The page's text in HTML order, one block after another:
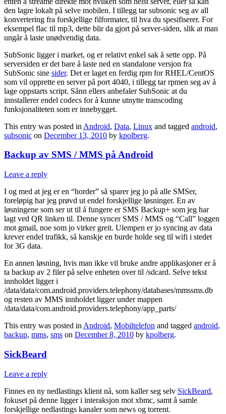
den lagre lokalt på selve mobilen. I tillegg tar subsonic seg av all
konvertering fra forskjellige filformater, til hva du spesifiserer. For
eksempel flac til mp3, dette blir da gjort på server-siden, slik at man
ungår å laste unødvendig data.
SubSonic ligger i market, og er relativt enkel sak å sette opp. På
serversiden er det bare å laste ned en standalone versjon fra
SubSonic sine sider. Det er laget en ferdig rpm for RHEL/CentOS
som vil opprette en server på port 4040, i tillegg tar rpmen seg av å
lage oppstarts script. Sånn ellers anbefaler SubSonic at du
innstallerer endel codecs for å kunne utnytte transcoding
funksjonaliteten som er innebygget.
This entry was posted in Android, Data, Linux and tagged android,
subsonic on December 13, 2010 by kpolberg.
Backup av SMS / MMS på Android
Leave a reply
I og med at jeg er en “horder” så sparer jeg jo på alle SMSer,
foreløpig har jeg prøvd ut endel forskjellige løsninger. En av
løsningene som ser ut til å fungere er SMS Backup+ som jeg har
lagt ved QR linken til. Denne syncer SMS / MMS og “Call” loggen
mot gmail, noe som jo virker greit. Ulempen er jo syncing av data
krever endel trafikk, så kanskje en burde holde seg til wifi i stedet
for 3G data.
En annen løsning, hvis man ikke vil bruke andre applikasjoner er å
ta backup av 2 filer på selve enheten over til /sdcard. Selve tekst
innholdet ligger i
/data/data/com.android.providers.telephony/databases/mmssms.db
og resten av MMS innholdet ligger under mappen
/data/data/com.android.providers.telephony/app_parts/
This entry was posted in Android, Mobiltelefon and tagged android,
backup, mms, sms on December 8, 2010 by kpolberg.
SickBeard
Leave a reply
Finnes en ny nedlastings klient nå, som kaller seg selv SickBeard,
fokuset på denne ligger i interaksjon mot xbmc, samt å samle
forskjellige nedlastings kanaler som news og torrent.